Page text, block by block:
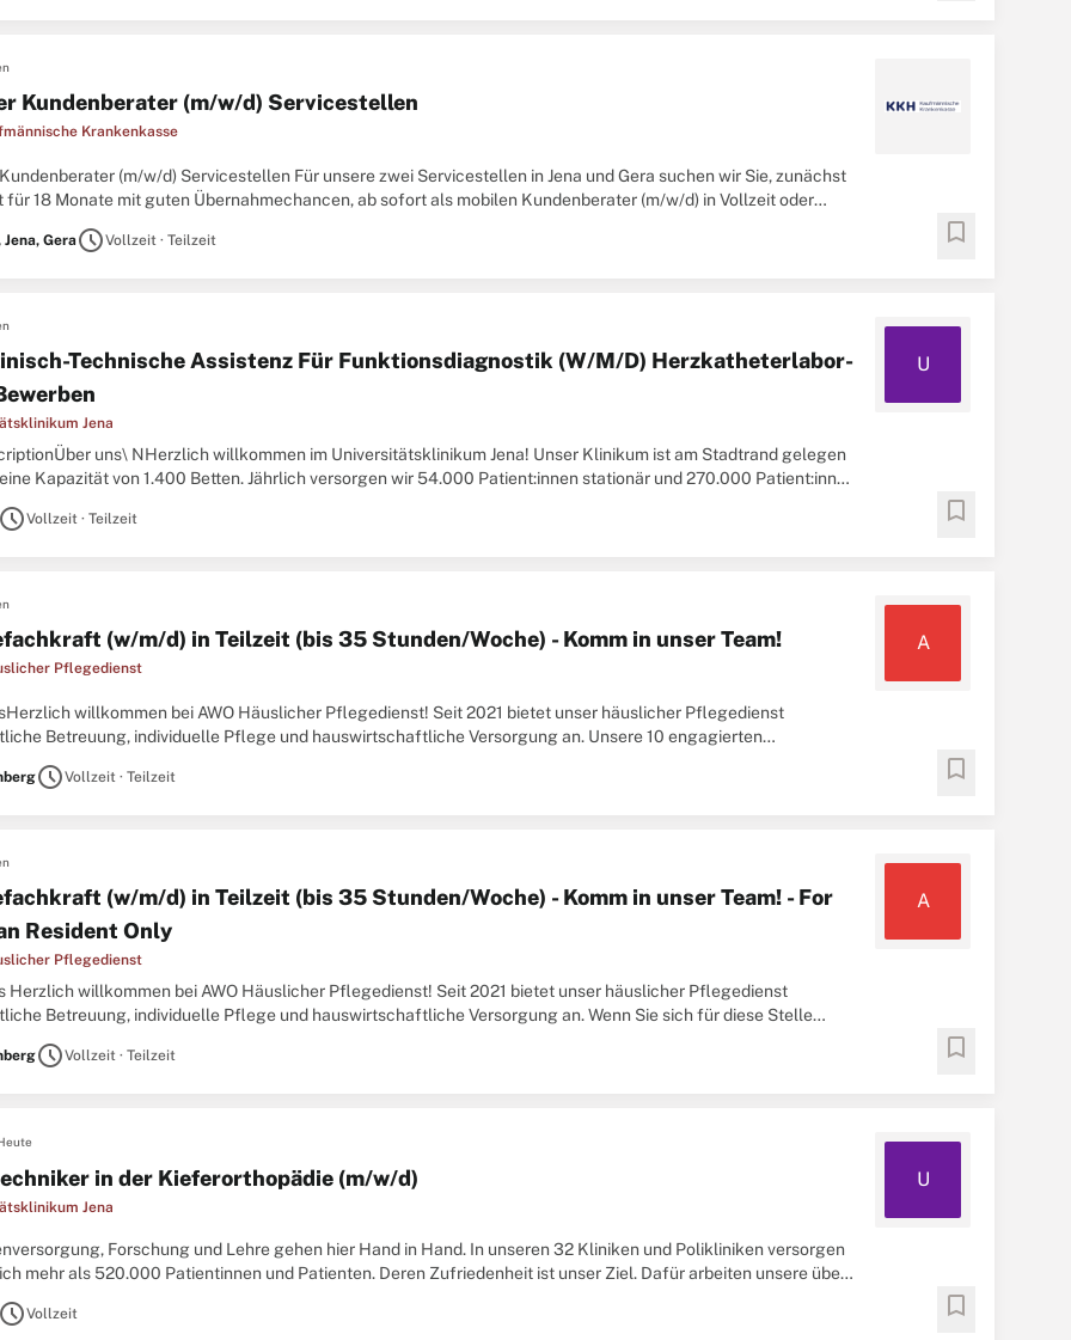
Kundenberater (m/w/d) Servicestellen
Krankenkasse
(m/w/d) Servicestellen Für unsere zwei Servicestellen in Jena und Gera suchen wir Sie, zunächst
für 18 Monate mit guten Übernahmechancen, ab sofort als mobilen Kundenberater (m/w/d) in Vollzeit oder
Jena, GerascheduleVollzeit · Teilzeit bookmark
Technische Assistenz Für Funktionsdiagnostik (W/M/D) Herzkatheterlabor-
Jena
U
uns\ NHerzlich willkommen im Universitätsklinikum Jena! Unser Klinikum ist am Stadtrand gelegen
Kapazität von 1.400 Betten. Jährlich versorgen wir 54.000 Patient:innen stationär und 270.000 Patient:innen
scheduleVollzeit · Teilzeit bookmark
(w/m/d) in Teilzeit (bis 35 Stunden/Woche) - Komm in unser Team!
Pflegedienst
A
willkommen bei AWO Häuslicher Pflegedienst! Seit 2021 bietet unser häuslicher Pflegedienst
Betreuung, individuelle Pflege und hauswirtschaftliche Versorgung an. Unsere 10 engagierten
scheduleVollzeit · Teilzeit bookmark
(w/m/d) in Teilzeit (bis 35 Stunden/Woche) - Komm in unser Team! - For
Resident Only
Pflegedienst
A
Herzlich willkommen bei AWO Häuslicher Pflegedienst! Seit 2021 bietet unser häuslicher Pflegedienst
Betreuung, individuelle Pflege und hauswirtschaftliche Versorgung an. Wenn Sie sich für diese Stelle
scheduleVollzeit · Teilzeit bookmark
in der Kieferorthopädie (m/w/d)
Jena
U
Forschung und Lehre gehen hier Hand in Hand. In unseren 32 Kliniken und Polikliniken versorgen
mehr als 520.000 Patientinnen und Patienten. Deren Zufriedenheit ist unser Ziel. Dafür arbeiten unsere über
scheduleVollzeit bookmark